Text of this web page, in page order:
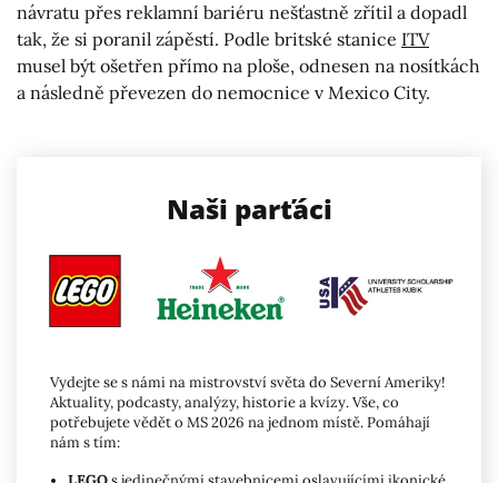
návratu přes reklamní bariéru nešťastně zřítil a dopadl
tak, že si poranil zápěstí. Podle britské stanice ITV
musel být ošetřen přímo na ploše, odnesen na nosítkách
a následně převezen do nemocnice v Mexico City.
Naši parťáci
Vydejte se s námi na mistrovství světa do Severní Ameriky!
Aktuality, podcasty, analýzy, historie a kvízy. Vše, co
potřebujete vědět o MS 2026 na jednom místě. Pomáhají
nám s tím: